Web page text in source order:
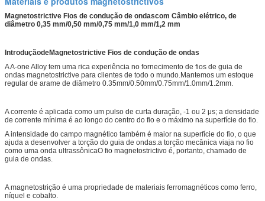
Magnetostrictive Fios de condução de ondascom Câmbio elétrico, de
diâmetro 0,35 mm/0,50 mm/0,75 mm/1,0 mm/1,2 mm
IntroduçãodeMagnetostrictive Fios de condução de ondas
A A-one Alloy tem uma rica experiência no fornecimento de fios de guia de
ondas magnetostrictive para clientes de todo o mundo.Mantemos um estoque
regular de arame de diâmetro 0.35mm/0.50mm/0.75mm/1.0mm/1.2mm.
A corrente é aplicada como um pulso de curta duração, -1 ou 2 μs; a densidade
de corrente mínima é ao longo do centro do fio e o máximo na superfície do fio.
A intensidade do campo magnético também é maior na superfície do fio, o que
ajuda a desenvolver a torção do guia de ondas.a torção mecânica viaja no fio
como uma onda ultrassônicaO fio magnetostrictivo é, portanto, chamado de
guia de ondas.
A magnetostrição é uma propriedade de materiais ferromagnéticos como ferro,
níquel e cobalto.